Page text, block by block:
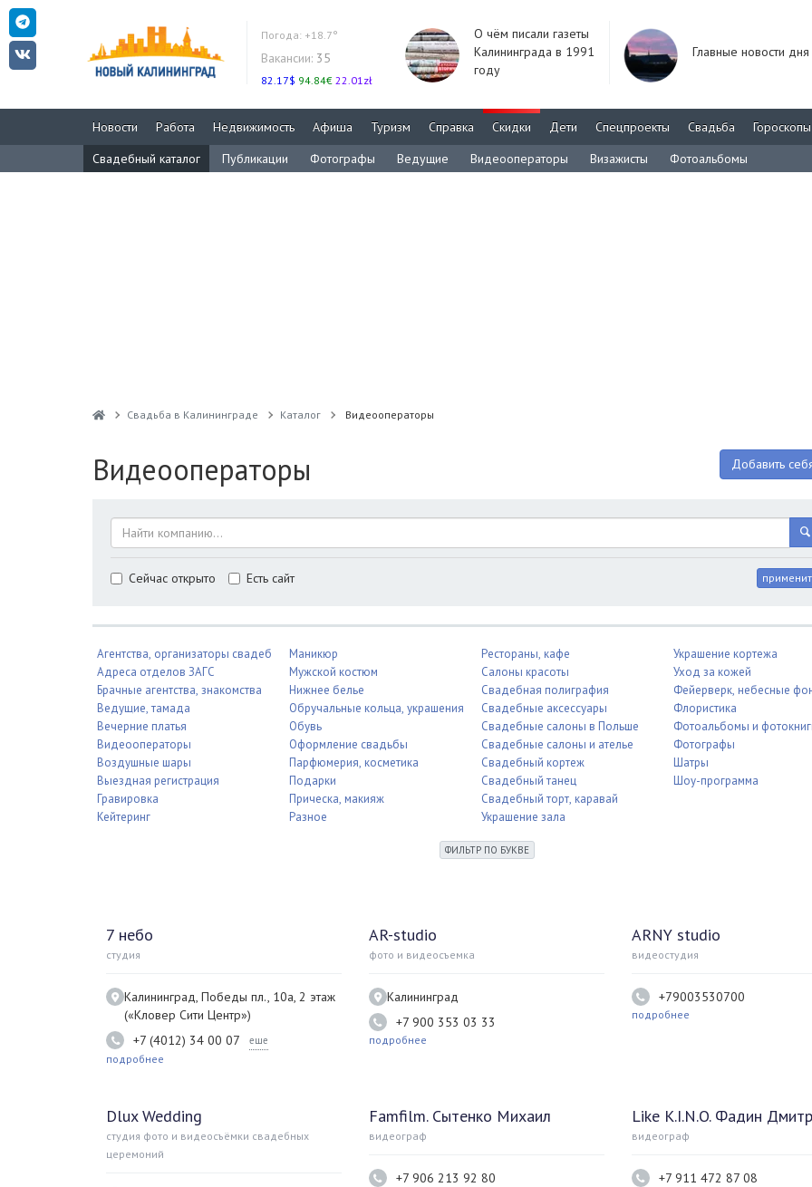
Погода: +18.7°
Вакансии: 35
82.17$ 94.84€ 22.01zł
О чём писали газеты
Калининграда в 1991
году
Главные новости дня
Новости Работа Недвижимость Афиша Туризм Справка Скидки Дети Спецпроекты Свадьба
Гороскопы
Свадебный каталог
Публикации Фотографы Ведущие Видеооператоры Визажисты Фотоальбомы
Свадьба в Калининграде Каталог Видеооператоры
Видеооператоры Добавить
Сейчас открыто Есть сайт
Агентства, организаторы свадеб
Адреса отделов ЗАГС
Брачные агентства, знакомства
Ведущие, тамада
Вечерние платья
Видеооператоры
Воздушные шары
Выездная регистрация
Гравировка
Кейтеринг
Маникюр
Мужской костюм
Нижнее белье
Обручальные кольца, украшения
Обувь
Оформление свадьбы
Парфюмерия, косметика
Подарки
Прическа, макияж
Разное
Рестораны, кафе
Салоны красоты
Свадебная полиграфия
Свадебные аксессуары
Свадебные салоны в Польше
Свадебные салоны и ателье
Свадебный кортеж
Свадебный танец
Свадебный торт, каравай
Украшение зала
Украшение кортежа
Уход за кожей
Фейерверк, небесные
Флористика
Фотоальбомы и
Фотографы
Шатры
Шоу-программа
ФИЛЬТР ПО БУКВЕ
7 небо
студия
Калининград, Победы пл., 10а, 2 этаж
(«Кловер Сити Центр»)
+7 (4012) 34 00 07
еще
подробнее
AR-studio
фото и видеосъемка
Калининград
+7 900 353 03 33
подробнее
ARNY studio
видеостудия
+79003530700
подробнее
Dlux Wedding
студия фото и видеосъёмки свадебных
церемоний
Famfilm. Сытенко Михаил
видеограф
+7 906 213 92 80
Like K.I.N.O. Фадин
видеограф
+7 911 472 87 08